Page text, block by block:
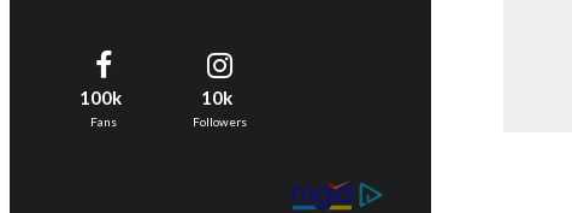
100k
Fans
10k
Followers